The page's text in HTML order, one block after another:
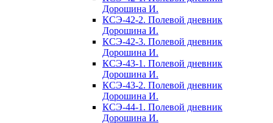
Дорошина И.
КСЭ-42-2. Полевой дневник
Дорошина И.
КСЭ-42-3. Полевой дневник
Дорошина И.
КСЭ-43-1. Полевой дневник
Дорошина И.
КСЭ-43-2. Полевой дневник
Дорошина И.
КСЭ-44-1. Полевой дневник
Дорошина И.